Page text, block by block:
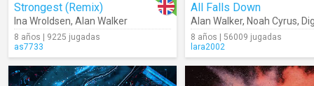
Strongest (Remix)
Ina Wroldsen, Alan Walker
8 años | 9225 jugadas
as7733
All Falls Down
Alan Walker, Noah Cyrus,
8 años | 56009 jugadas
lara2002